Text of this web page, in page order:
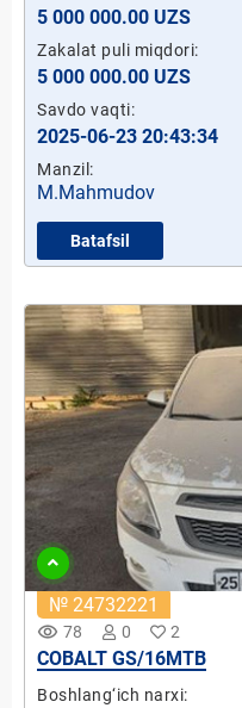
5 000 000.00 UZS
Zakalat puli miqdori:
5 000 000.00 UZS
Savdo vaqti:
2025-06-23 20:43:34
Manzil:
M.Mahmudov
Batafsil
remove_red_eye 78 0 2
№ 24732221
COBALT GS/16MTB
Boshlang‘ich narxi: